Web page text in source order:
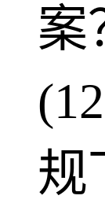
案
规